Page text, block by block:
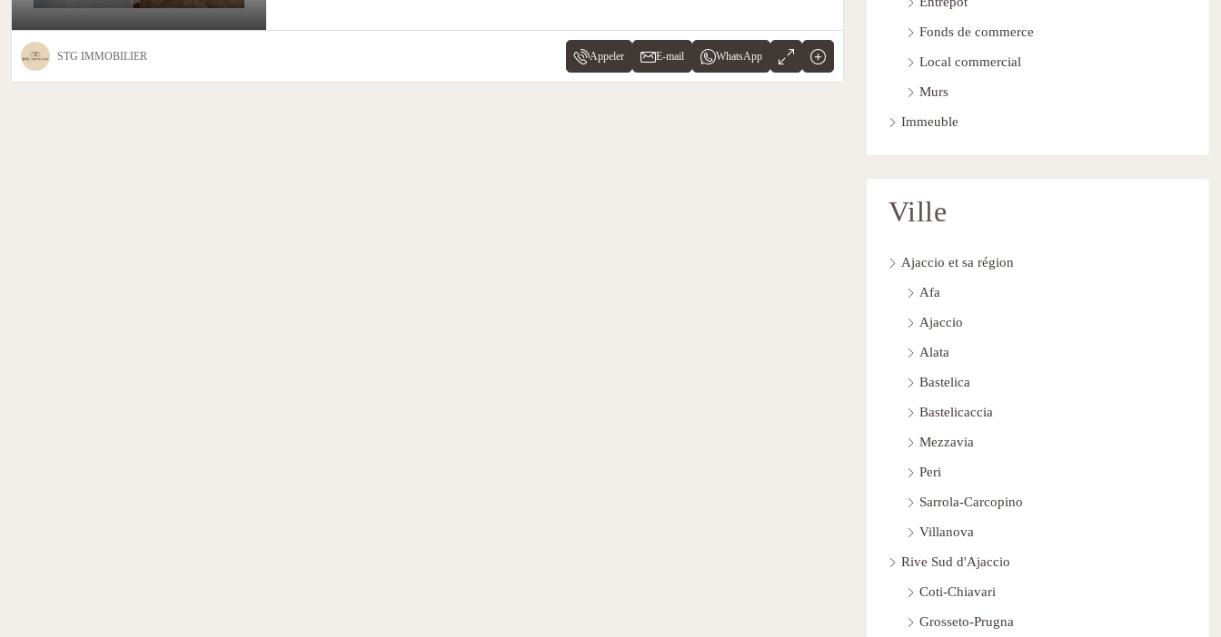
STG IMMOBILIER Appeler E-mail WhatsApp
Fonds de commerce
Local commercial
Murs
Immeuble
Ville
Ajaccio et sa région
Afa
Ajaccio
Alata
Bastelica
Bastelicaccia
Mezzavia
Peri
Sarrola-Carcopino
Villanova
Rive Sud d'Ajaccio
Coti-Chiavari
Grosseto-Prugna